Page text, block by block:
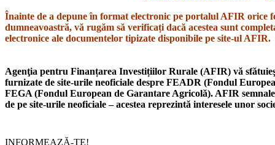
Înainte de a depune în format electronic pe portalul AFIR orice
dumneavoastră, vă rugăm să verificați dacă acestea sunt
electronice ale documentelor tipizate disponibile pe site-ul AFIR.
Agenţia pentru Finanțarea Investițiilor Rurale (AFIR) vă
furnizate de site-urile neoficiale despre FEADR (Fondul
FEGA (Fondul European de Garantare Agricolă). AFIR
de pe site-urile neoficiale – acestea reprezintă interesele unor
INFORMEAZĂ-TE!